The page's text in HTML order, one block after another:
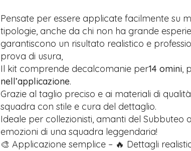
Pensate per essere applicate facilmente su
tipologie, anche da chi non ha grande
garantiscono un risultato realistico e
prova di usura,
Il kit comprende decalcomanie per14 omini,
nell’applicazione.
Grazie al taglio preciso e ai materiali di
squadra con stile e cura del dettaglio.
Ideale per collezionisti, amanti del Subbuteo
emozioni di una squadra leggendaria!
🎨 Applicazione semplice – 🔥 Dettagli